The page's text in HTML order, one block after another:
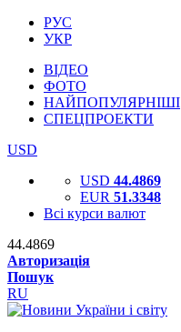
РУС
УКР
ВІДЕО
ФОТО
НАЙПОПУЛЯРНІШІ
СПЕЦПРОЕКТИ
USD
USD 44.4869
EUR 51.3348
Всі курси валют
44.4869
Авторизація
Пошук
RU